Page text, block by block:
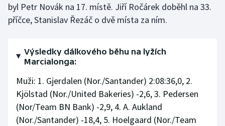
Plážový volejbal
Rychlobruslení
Rychlostní kanoistika
Short track
byl Petr Novák na 17. místě. Jiří Ročárek doběhl na 33.
příčce, Stanislav Řezáč o dvě místa za ním.
Výsledky dálkového běhu na lyžích
Marcialonga:
Muži: 1. Gjerdalen (Nor./Santander) 2:08:36,0, 2.
Kjölstad (Nor./United Bakeries) -2,6, 3. Pedersen
(Nor/Team BN Bank) -2,9, 4. A. Aukland
(Nor./Santander) -18,4, 5. Hoelgaard (Nor./Team